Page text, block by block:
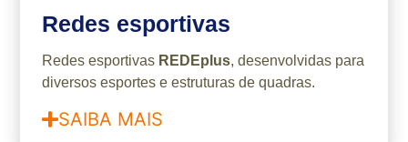
Redes esportivas
Redes esportivas REDEplus, desenvolvidas para
diversos esportes e estruturas de quadras.
SAIBA MAIS